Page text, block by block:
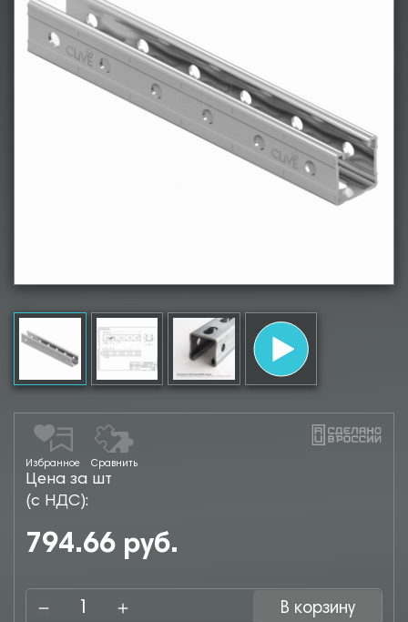
Избранное Сравнить
Цена за шт
(с НДС):
794.66 руб.
В корзину